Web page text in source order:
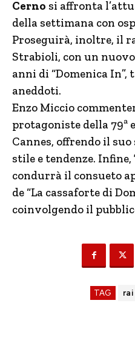
Cerno si affronta
della settimana con
Proseguirà, inoltre, il
Strabioli, con un
anni di “Domenica
aneddoti.
Enzo Miccio
protagoniste della 79ª
Cannes, offrendo il
stile e tendenze.
condurrà il consueto
de “La cassaforte di
coinvolgendo il
TAG rai